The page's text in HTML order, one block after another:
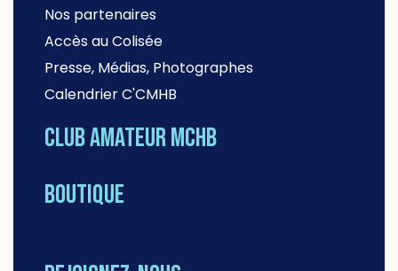
Nos partenaires
Accès au Colisée
Presse, Médias, Photographes
Calendrier C'CMHB
Club amateur MCHB
Boutique